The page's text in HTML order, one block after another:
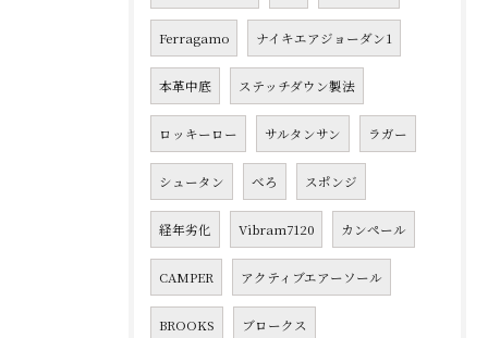
Ferragamo ナイキエアジョーダン1
本革中底 ステッチダウン製法
ロッキーロー サルタンサン ラガー
シュータン べろ スポンジ
経年劣化 Vibram7120 カンペール
CAMPER アクティブエアーソール
BROOKS ブロークス